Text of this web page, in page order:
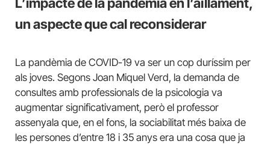
un aspecte que cal reconsiderar
La pandèmia de COVID-19 va ser un cop duríssim per
als joves. Segons Joan Miquel Verd, la demanda de
consultes amb professionals de la psicologia va
augmentar significativament, però el professor
assenyala que, en el fons, la sociabilitat més baixa de
les persones d’entre 18 i 35 anys era una cosa que ja